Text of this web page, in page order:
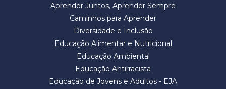
Aprender Juntos, Aprender Sempre
Caminhos para Aprender
Diversidade e Inclusão
Educação Alimentar e Nutricional
Educação Ambiental
Educação Antirracista
Educação de Jovens e Adultos - EJA